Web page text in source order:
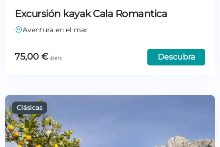
Excursión kayak Cala Romantica
Aventura en el mar
75,00 € Descubra